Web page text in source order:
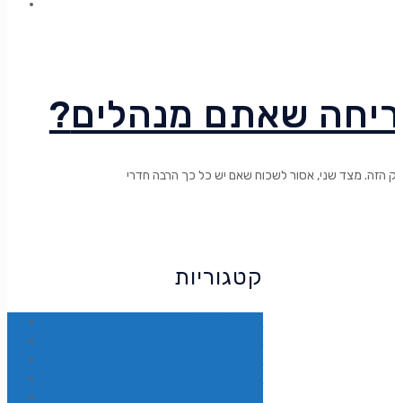
שאתם מנהלים
הזה. מצד שני, אסור לשכוח שאם יש כל כך הרבה חדרי
קטגוריות